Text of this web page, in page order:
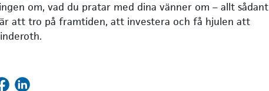
om, vad du pratar med dina vänner om – allt sådant
att tro på framtiden, att investera och få hjulen att